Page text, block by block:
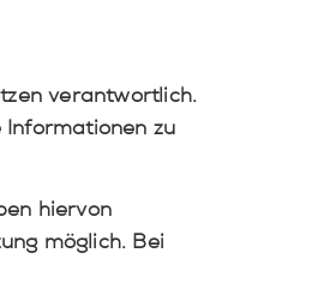
verantwortlich.
zu
hiervon
möglich. Bei